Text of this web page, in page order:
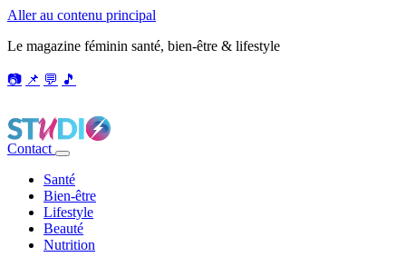
Aller au contenu principal
Le magazine féminin santé, bien-être & lifestyle
📷 📌 💬 🎵
Contact
Santé
Bien-être
Lifestyle
Beauté
Nutrition